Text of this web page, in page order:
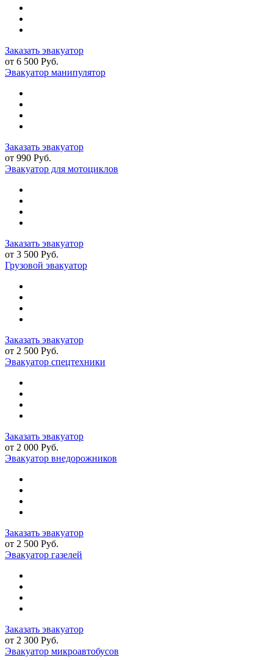
Заказать эвакуатор
от 6 500 Руб.
Эвакуатор манипулятор
Заказать эвакуатор
от 990 Руб.
Эвакуатор для мотоциклов
Заказать эвакуатор
от 3 500 Руб.
Грузовой эвакуатор
Заказать эвакуатор
от 2 500 Руб.
Эвакуатор спецтехники
Заказать эвакуатор
от 2 000 Руб.
Эвакуатор внедорожников
Заказать эвакуатор
от 2 500 Руб.
Эвакуатор газелей
Заказать эвакуатор
от 2 300 Руб.
Эвакуатор микроавтобусов